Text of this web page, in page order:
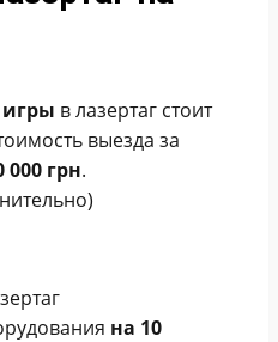
в лазертаг стоит
выезда за
000 грн.
на 10